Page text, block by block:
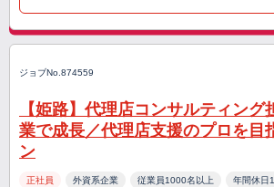
ジョブNo.874559
【姫路】代理店コンサルティング
業で成長／代理店支援のプロを目
ン
正社員 外資系企業 従業員1000名以上 年間休日